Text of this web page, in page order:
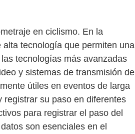
en ciclismo. En la
tecnología que permiten una
tecnologías más avanzadas
y sistemas de transmisión de
útiles en eventos de larga
su paso en diferentes
para registrar el paso del
son esenciales en el